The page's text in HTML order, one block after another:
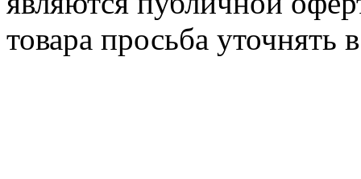
товара просьба уточнять